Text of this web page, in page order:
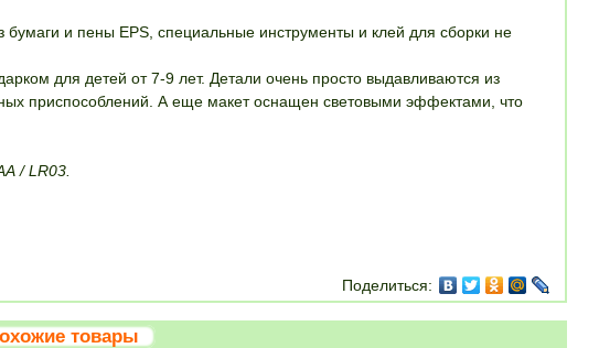
бумаги и пены EPS, специальные инструменты и клей для сборки не
для детей от 7-9 лет. Детали очень просто выдавливаются из
приспособлений. А еще макет оснащен световыми эффектами, что
/ LR03.
Поделиться:
товары